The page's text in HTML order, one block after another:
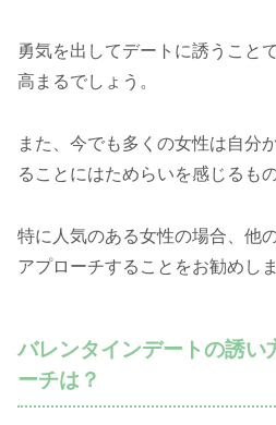
勇気を出してデートに誘うこと
高まるでしょう。
また、今でも多くの女性は自分
ることにはためらいを感じるもの
特に人気のある女性の場合、他
アプローチすることをお勧めしま
バレンタインデートの誘
ーチは？